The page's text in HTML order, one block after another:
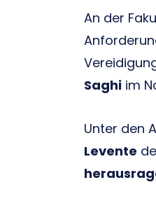
An der
Saghi im
Unter den
Levente